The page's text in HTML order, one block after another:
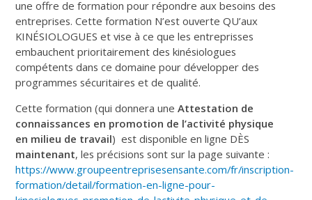
une offre de formation pour répondre aux besoins des
entreprises. Cette formation N’est ouverte QU’aux
KINÉSIOLOGUES et vise à ce que les entreprisses
embauchent prioritairement des kinésiologues
compétents dans ce domaine pour développer des
programmes sécuritaires et de qualité.
Cette formation (qui donnera uneAttestation de
connaissances en promotion de l’activité physique
en milieu de travail) est disponible en ligne DÈS
maintenant, les précisions sont sur la page suivante :
https://www.groupeentreprisesensante.com/fr/inscription-
formation/detail/formation-en-ligne-pour-